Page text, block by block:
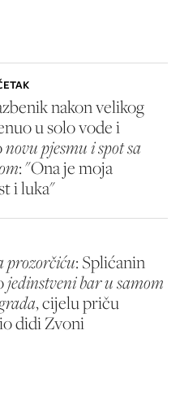
nakon velikog
u solo vode i
novu pjesmu i spot sa
: "Ona je moja
i luka"
prozorčiću: Splićanin
jedinstveni bar u samom
, cijelu priču
didi Zvoni